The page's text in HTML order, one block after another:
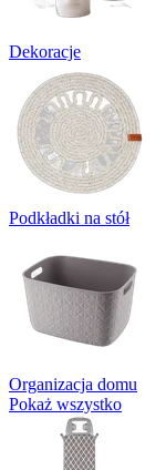
Dekoracje
Podkładki na stół
Organizacja domu
Pokaż wszystko